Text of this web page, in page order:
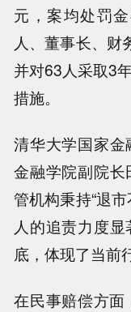
元，案均处罚
人、董事长、财
并对63人采取3
措施。
清华大学国家
金融学院副院
管机构秉持“退
人的追责力度
底，体现了当前
在民事赔偿方面